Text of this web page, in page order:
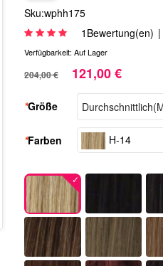
Sku:wphh175
1 Bewertung(en) |
Verfügbarkeit: Auf Lager
204,00 € 121,00 €
*Größe
*Farben H-14